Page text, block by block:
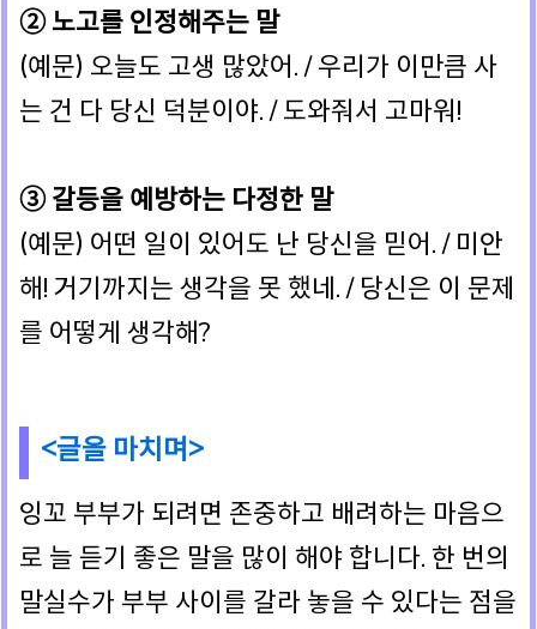
② 노고를 인정해주는 말
(예문) 오늘도 고생 많았어. / 우리가 이만큼 사
는 건 다 당신 덕분이야. / 도와줘서 고마워!
③ 갈등을 예방하는 다정한 말
(예문) 어떤 일이 있어도 난 당신을 믿어. / 미안
해! 거기까지는 생각을 못 했네. / 당신은 이 문제
를 어떻게 생각해?
<글을 마치며>
잉꼬 부부가 되려면 존중하고 배려하는 마음으
로 늘 듣기 좋은 말을 많이 해야 합니다. 한 번의
말실수가 부부 사이를 갈라 놓을 수 있다는 점을